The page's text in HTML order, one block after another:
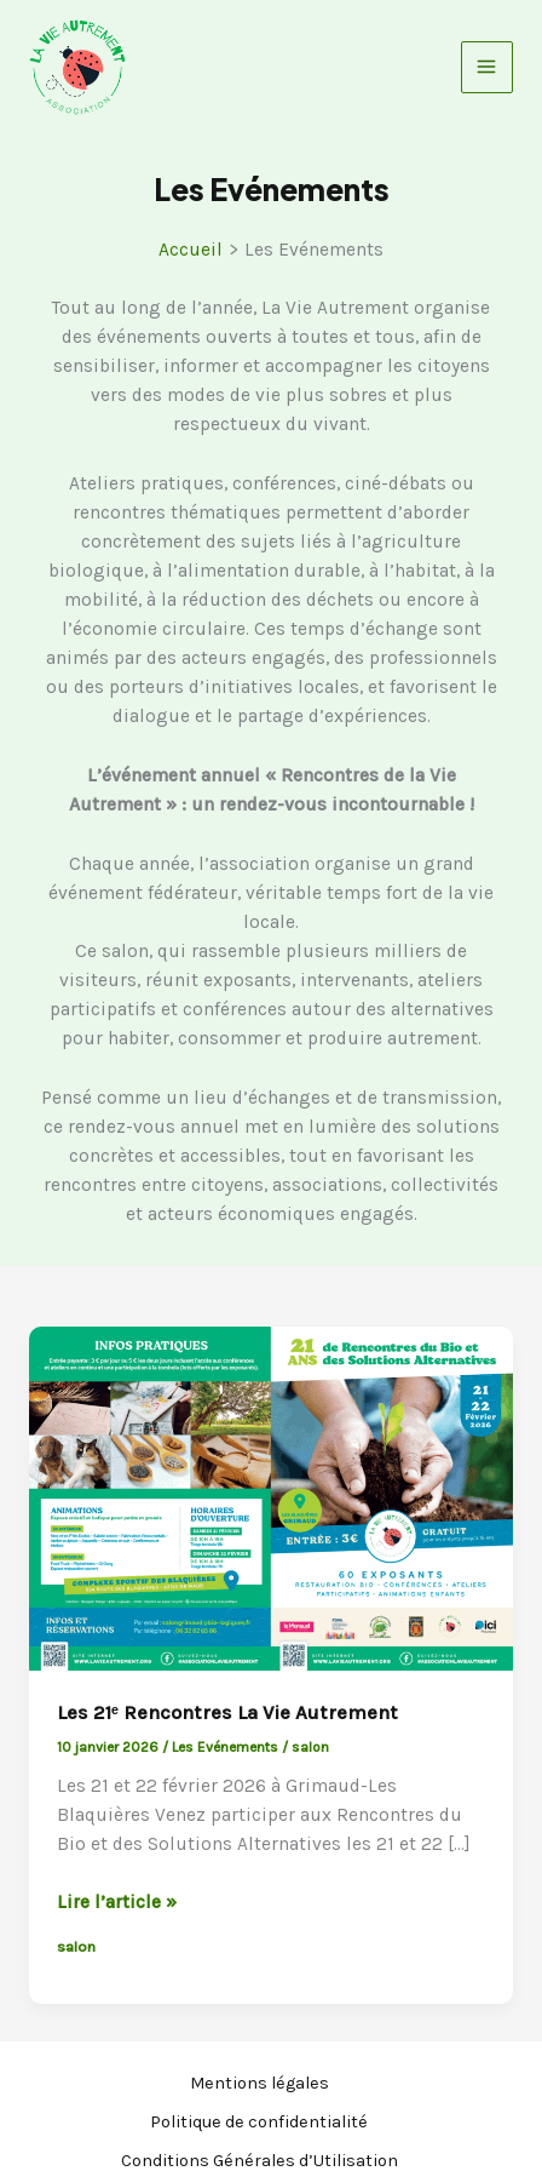
contenu
Les Evénements
Accueil Les Evénements
Tout au long de l’année, La Vie Autrement organise
des événements ouverts à toutes et tous, afin de
sensibiliser, informer et accompagner les citoyens
vers des modes de vie plus sobres et plus
respectueux du vivant.
Ateliers pratiques, conférences, ciné-débats ou
rencontres thématiques permettent d’aborder
concrètement des sujets liés à l’agriculture
biologique, à l’alimentation durable, à l’habitat, à la
mobilité, à la réduction des déchets ou encore à
l’économie circulaire. Ces temps d’échange sont
animés par des acteurs engagés, des professionnels
ou des porteurs d’initiatives locales, et favorisent le
dialogue et le partage d’expériences.
L’événement annuel « Rencontres de la Vie
Autrement » : un rendez-vous incontournable !
Chaque année, l’association organise un grand
événement fédérateur, véritable temps fort de la vie
locale.
Ce salon, qui rassemble plusieurs milliers de
visiteurs, réunit exposants, intervenants, ateliers
participatifs et conférences autour des alternatives
pour habiter, consommer et produire autrement.
Pensé comme un lieu d’échanges et de transmission,
ce rendez-vous annuel met en lumière des solutions
concrètes et accessibles, tout en favorisant les
rencontres entre citoyens, associations, collectivités
et acteurs économiques engagés.
Les 21ᵉ Rencontres La Vie Autrement
10 janvier 2026 /Les Evénements /salon
Les 21 et 22 février 2026 à Grimaud-Les
Blaquières Venez participer aux Rencontres du
Bio et des Solutions Alternatives les 21 et 22 […]
Les
Rencontres
Lire l’article »
salon
Mentions légales
Politique de confidentialité
Conditions Générales d’Utilisation